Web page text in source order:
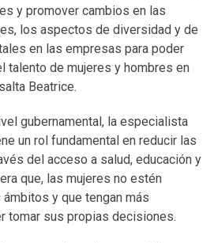
y promover cambios en las
los aspectos de diversidad y de
en las empresas para poder
talento de mujeres y hombres en
Beatrice.
gubernamental, la especialista
un rol fundamental en reducir las
del acceso a salud, educación y
que, las mujeres no estén
y que tengan más
tomar sus propias decisiones.